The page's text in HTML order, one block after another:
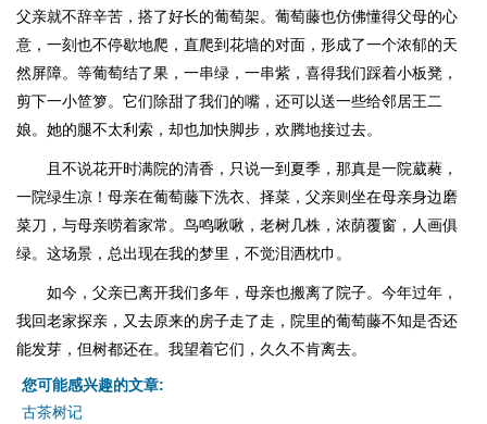
父亲就不辞辛苦，搭了好长的葡萄架。葡萄藤也仿佛懂得父母的心
意，一刻也不停歇地爬，直爬到花墙的对面，形成了一个浓郁的天
然屏障。等葡萄结了果，一串绿，一串紫，喜得我们踩着小板凳，
剪下一小笸箩。它们除甜了我们的嘴，还可以送一些给邻居王二
娘。她的腿不太利索，却也加快脚步，欢腾地接过去。
且不说花开时满院的清香，只说一到夏季，那真是一院葳蕤，
一院绿生凉！母亲在葡萄藤下洗衣、择菜，父亲则坐在母亲身边磨
菜刀，与母亲唠着家常。鸟鸣啾啾，老树几株，浓荫覆窗，人画俱
绿。这场景，总出现在我的梦里，不觉泪洒枕巾。
如今，父亲已离开我们多年，母亲也搬离了院子。今年过年，
我回老家探亲，又去原来的房子走了走，院里的葡萄藤不知是否还
能发芽，但树都还在。我望着它们，久久不肯离去。
您可能感兴趣的文章:
古茶树记